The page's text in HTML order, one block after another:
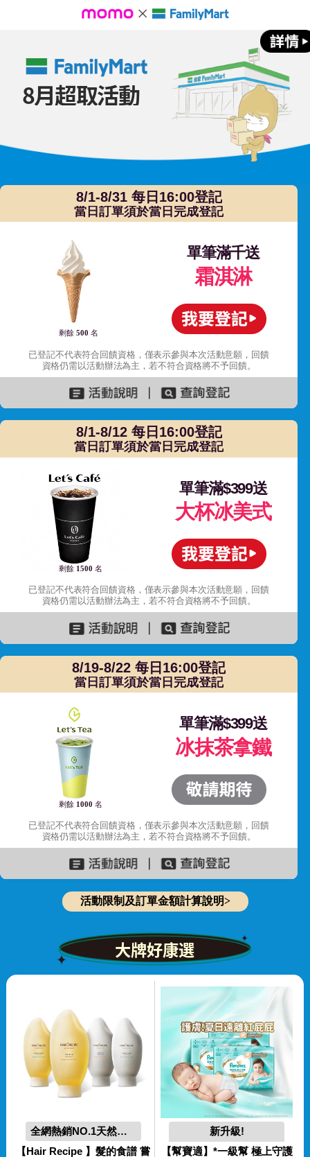
2026/8月全家登記頁 - momo購物網
8月超取活動 取件
剩餘500 名
8/1-8/31 每日16:00登記
當日訂單須於當日完成登記
單筆滿千送
霜淇淋
已登記不代表符合回饋資格，僅表示參與本次活動意願，回饋
資格仍需以活動辦法為主，若不符合資格將不予回饋。
剩餘 1500 名
8/1-8/12 每日16:00登記
當日訂單須於當日完成登記
單筆滿$399送
大杯冰美式
已登記不代表符合回饋資格，僅表示參與本次活動意願，回饋
資格仍需以活動辦法為主，若不符合資格將不予回饋。
剩餘 1000 名
8/19-8/22 每日16:00登記
當日訂單須於當日完成登記
單筆滿$399送
冰抹茶拿鐵
已登記不代表符合回饋資格，僅表示參與本次活動意願，回饋
資格仍需以活動辦法為主，若不符合資格將不予回饋。
活動限制及訂單金額計算說明>
大牌好康選
全網熱銷NO.1天然養髮
【Hair Recipe 】髮的食譜 嘗
新升級!
史上最強護臀一級幫
【幫寶適】 *一級幫 極上守護